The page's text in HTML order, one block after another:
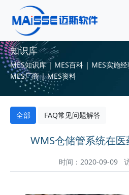
知识库
MES知识库 | MES百科 | MES实施
MES厂商 | MES资料
全部 FAQ常见问题解答
WMS仓储管系统在
时间：2020-09-09